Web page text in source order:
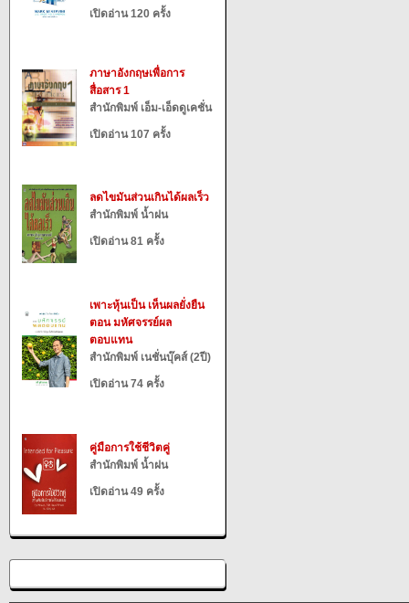
เปิดอ่าน 120 ครั้ง
ภาษาอังกฤษเพื่อการ
สื่อสาร 1
สำนักพิมพ์ เอ็ม-เอ็ดดูเคชั่น
เปิดอ่าน 107 ครั้ง
ลดไขมันส่วนเกินได้ผลเร็ว
สำนักพิมพ์ น้ำฝน
เปิดอ่าน 81 ครั้ง
เพาะหุ้นเป็น เห็นผลยั่งยืน
ตอน มหัศจรรย์ผล
ตอบแทน
สำนักพิมพ์ เนชั่นบุ๊คส์ (2ปี)
เปิดอ่าน 74 ครั้ง
คู่มือการใช้ชีวิตคู่
สำนักพิมพ์ น้ำฝน
เปิดอ่าน 49 ครั้ง